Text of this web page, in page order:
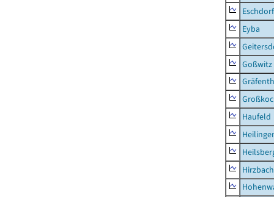
Eschdorf
Eyba
Goßwitz
Haufeld
Hirzbach